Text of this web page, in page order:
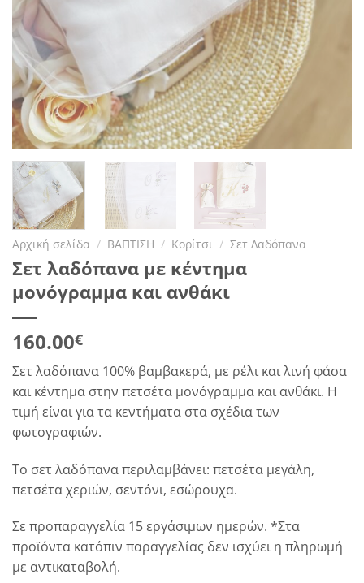
Αρχική σελίδα / ΒΑΠΤΙΣΗ / Κορίτσι / Σετ Λαδόπανα
Σετ λαδόπανα με κέντημα
μονόγραμμα και ανθάκι
160.00€
Σετ λαδόπανα 100% βαμβακερά, με ρέλι και λινή φάσα
και κέντημα στην πετσέτα μονόγραμμα και ανθάκι. Η
τιμή είναι για τα κεντήματα στα σχέδια των
φωτογραφιών.
Το σετ λαδόπανα περιλαμβάνει: πετσέτα μεγάλη,
πετσέτα χεριών, σεντόνι, εσώρουχα.
Σε προπαραγγελία 15 εργάσιμων ημερών. *Στα
προϊόντα κατόπιν παραγγελίας δεν ισχύει η πληρωμή
με αντικαταβολή.